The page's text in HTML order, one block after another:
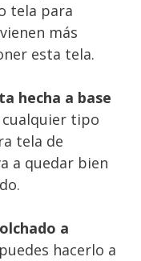
tela para
más
esta tela.
hecha a base
tipo
tela de
a quedar bien
a
hacerlo a